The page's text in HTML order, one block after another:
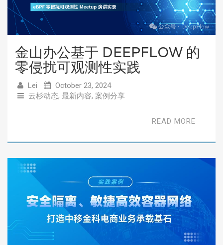
金山办公基于 DEEPFLOW 的
零侵扰可观测性实践
Lei
October 23, 2024
云杉动态, 最新内容, 案例分享
READ MORE